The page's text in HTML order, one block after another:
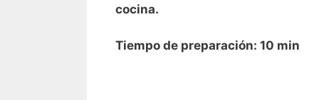
cocina.
Tiempo de preparación: 10 min